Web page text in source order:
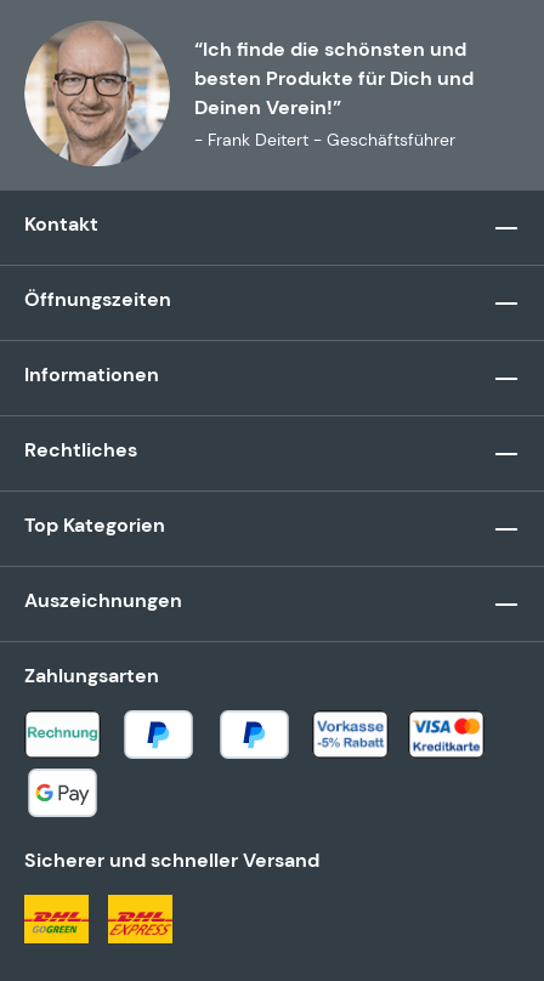
“Ich finde die schönsten und
besten Produkte für Dich und
Deinen Verein!”
- Frank Deitert - Geschäftsführer
Kontakt
Öffnungszeiten
Informationen
Rechtliches
Top Kategorien
Auszeichnungen
Zahlungsarten
Sicherer und schneller Versand